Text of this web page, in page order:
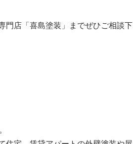
門店「喜島塗装」までぜひご相談下